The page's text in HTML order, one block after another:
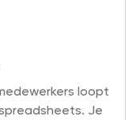
loopt
Je